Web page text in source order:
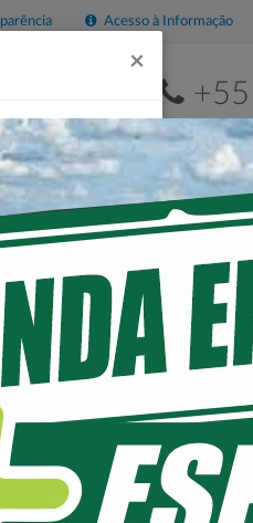
Acesso à Informação
2ª a 6ª de
do
Municipais
×